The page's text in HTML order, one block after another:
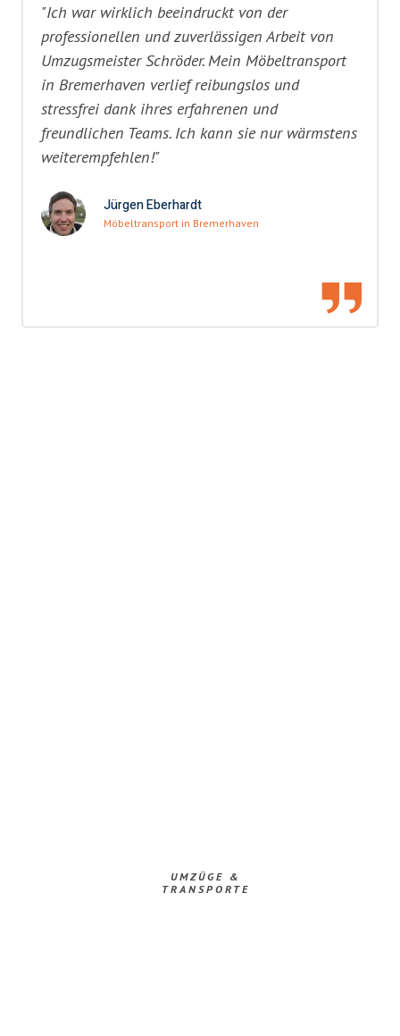
"Ich war wirklich beeindruckt von der
professionellen und zuverlässigen Arbeit von
Umzugsmeister Schröder. Mein Möbeltransport
in Bremerhaven verlief reibungslos und
stressfrei dank ihres erfahrenen und
freundlichen Teams. Ich kann sie nur wärmstens
weiterempfehlen!"
Jürgen Eberhardt
Möbeltransport in Bremerhaven
UMZÜGE &
TRANSPORTE